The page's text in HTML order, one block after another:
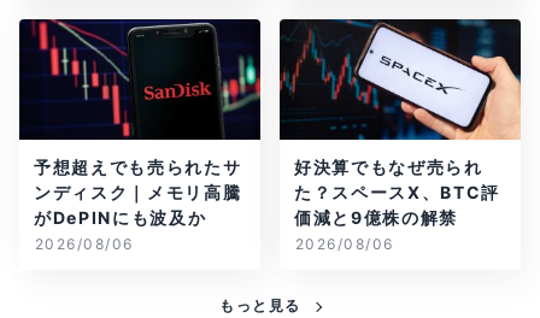
予想超えでも売られたサ
ンディスク｜メモリ高騰
がDePINにも波及か
2026/08/06
好決算でもなぜ売られ
た？スペースX、BTC評
価減と9億株の解禁
2026/08/06
もっと見る